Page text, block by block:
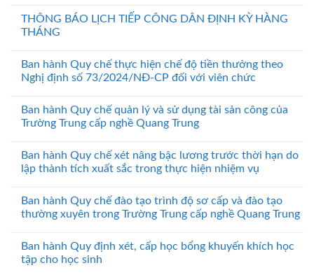
THÔNG BÁO LỊCH TIẾP CÔNG DÂN ĐỊNH KỲ HÀNG
THÁNG
Ban hành Quy chế thực hiện chế độ tiền thưởng theo
Nghị định số 73/2024/NĐ-CP đối với viên chức
Ban hành Quy chế quản lý và sử dụng tài sản công của
Trường Trung cấp nghề Quang Trung
Ban hành Quy chế xét nâng bậc lương trước thời hạn do
lập thành tích xuất sắc trong thực hiện nhiệm vụ
Ban hành Quy chế đào tạo trình độ sơ cấp và đào tạo
thường xuyên trong Trường Trung cấp nghề Quang Trung
Ban hành Quy định xét, cấp học bổng khuyến khích học
tập cho học sinh